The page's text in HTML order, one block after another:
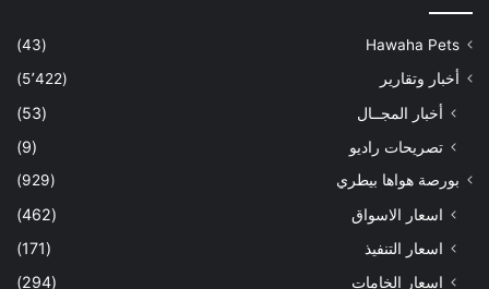
Hawaha Pets
(43)
أخبار وتقارير
(5٬422)
أخبار المجــال
(53)
تصريحات راديو
(9)
بورصة هواها بيطري (929)
اسعار الاسواق
(462)
اسعار التنفيذ
(171)
اسعار الخامات
(294)